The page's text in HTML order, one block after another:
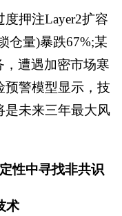
押注Layer2扩容
仓量)暴跌67%;某
遭遇加密市场寒
预警模型显示，技
是未来三年最大风
性中寻找非共识
术